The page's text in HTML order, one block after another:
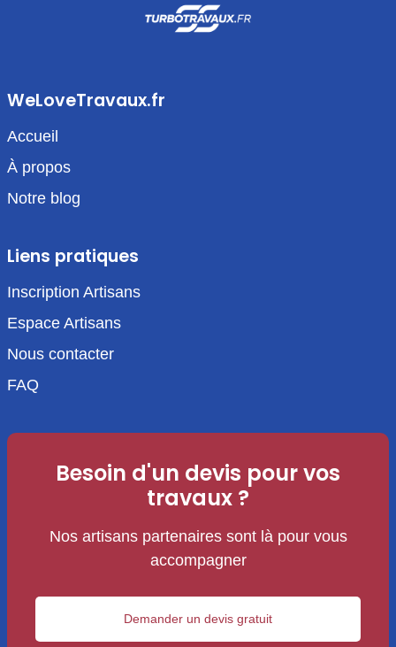
WeLoveTravaux.fr
Accueil
À propos
Notre blog
Liens pratiques
Inscription Artisans
Espace Artisans
Nous contacter
FAQ
Besoin d'un devis pour vos
travaux ?
Nos artisans partenaires sont là pour vous
accompagner
Demander un devis gratuit